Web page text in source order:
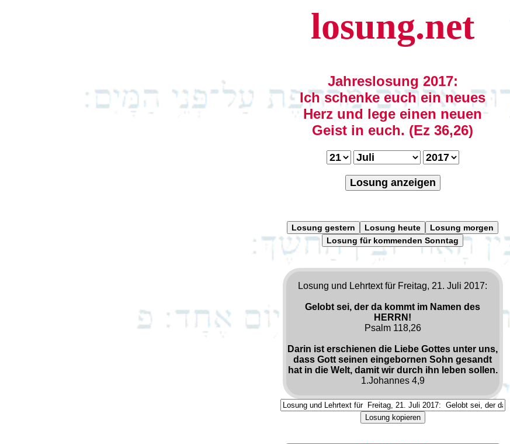
losung.net
Jahreslosung 2017:
Ich schenke euch ein neues
Herz und lege einen neuen
Geist in euch. (Ez 36,26)
Losung anzeigen
Losung gestern Losung heute
Losung morgen
Losung für kommenden Sonntag
Losung und Lehrtext für Freitag, 21. Juli 2017:
Gelobt sei, der da kommt im Namen des
HERRN!
Psalm 118,26
Darin ist erschienen die Liebe Gottes unter uns,
dass Gott seinen eingebornen Sohn gesandt
hat in die Welt, damit wir durch ihn leben sollen.
1.Johannes 4,9
Losung kopieren